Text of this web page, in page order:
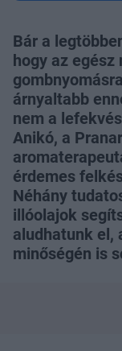
Bár a
hogy az egész
árnyaltabb
nem a
Anikó, a
érdemes
Néhány
illóolajok
aludhatunk el,
minőségén is